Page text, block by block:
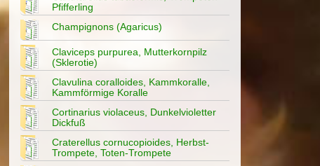
Pfifferling
Champignons (Agaricus)
Claviceps purpurea, Mutterkornpilz
(Sklerotie)
Clavulina coralloides, Kammkoralle,
Kammförmige Koralle
Cortinarius violaceus, Dunkelvioletter
Dickfuß
Craterellus cornucopioides, Herbst-
Trompete, Toten-Trompete